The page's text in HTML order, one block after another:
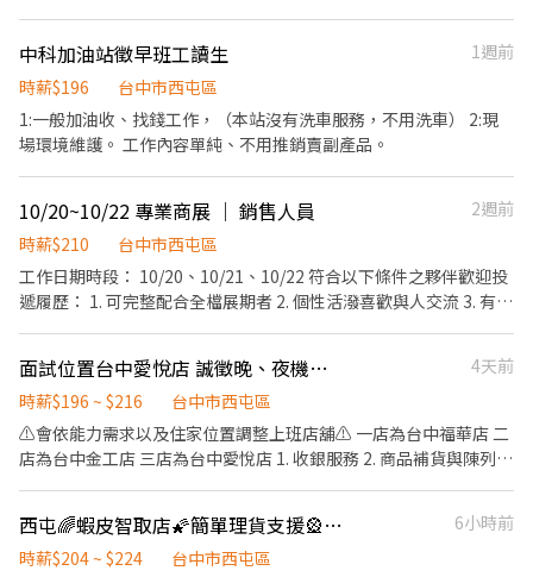
1000號) 人數需求：1名 工作內容：展場銷售 服裝儀容：建議穿包
鞋或運動鞋 其他需求： ((有相關經驗佳)) ★《聯絡資訊》 聯絡人︰
吳先生 應徵請提供簡歷＋照片，請透過打工趣系統應徵。需視訊面
試 是否回信給報名者：合適者電話通知
中科加油站徵早班工讀生
1週前
時薪$196
台中市西屯區
1:一般加油收、找錢工作，（本站沒有洗車服務，不用洗車） 2:現
場環境維護。 工作內容單純、不用推銷賣副產品。
10/20~10/22 專業商展 ｜ 銷售人員
2週前
時薪$210
台中市西屯區
工作日期時段： 10/20、10/21、10/22 符合以下條件之夥伴歡迎投
遞履歷： 1. 可完整配合全檔展期者 2. 個性活潑喜歡與人交流 3. 有展
整潔環境。 4.其他主管交辦事宜及支援事項。 【工作服裝】 著黑色
褲子，不可穿破洞牛仔褲。 不可穿拖鞋、露趾鞋，請穿著黑色運動
鞋。 公司統一發放制服、帽子。 升遷制度 - 1. 配合數個檔期並評核
通過，調整職位薪資． 2. 而後持續配合檔期並評核通過，調整職位
有限，我們審慎決定邀約人選進行視訊面試，其他遴選人則不另行
通知． 此職務於第一階段書審，第二階段採視訊面試。經書審通過
面試位置台中愛悅店 誠徵晚、夜機動人員各一位）
4天前
時薪$196 ~ $216
台中市西屯區
⚠️會依能力需求以及住家位置調整上班店舖⚠️ 一店為台中福華店 二
店為台中金工店 三店為台中愛悅店 1. 收銀服務 2. 商品補貨與陳列 3.
西屯🌈蝦皮智取店🌠簡單理貨支援🎡快來應徵
6小時前
時薪$204 ~ $224
台中市西屯區